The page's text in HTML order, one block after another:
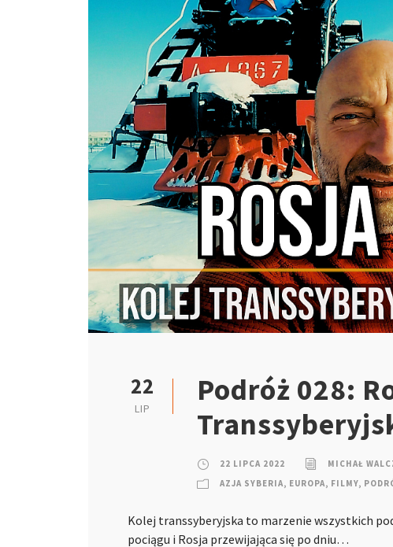
22
LIP
Podróż 028:
22 LIPCA 2022
MICHAŁ
AZJA SYBERIA, EUROPA, FILMY,
Kolej transsyberyjska to marzenie wszystkich
pociągu i Rosja przewijająca się po dniu…